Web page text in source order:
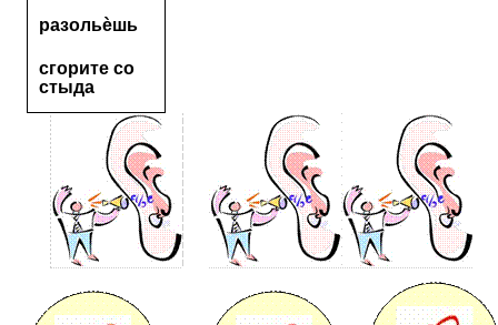
разольѐшь
сгорите со
стыда